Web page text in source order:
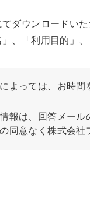
ダウンロードい
、「利用目的」
よっては、お時
報は、回答メー
同意なく株式会